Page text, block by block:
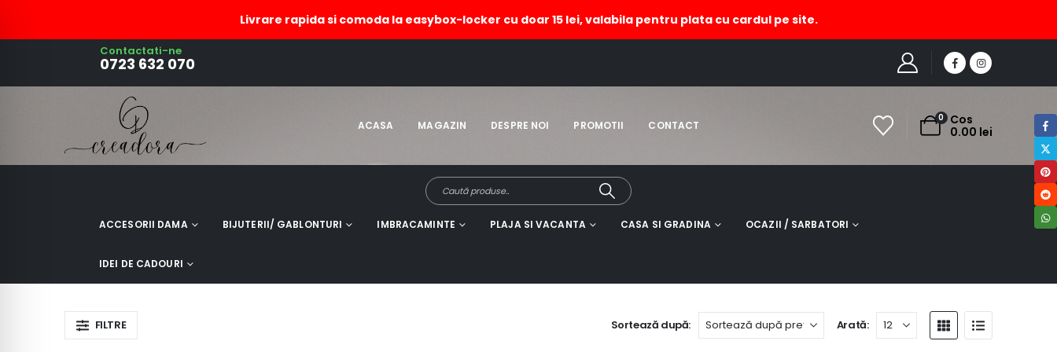
Livrare rapida si comoda la easybox-locker cu doar 15 lei, valabila pentru plata cu cardul pe site.
Contactati-ne
0723 632 070
ACASA MAGAZIN DESPRE NOI PROMOTII CONTACT
0
Cos
0.00 lei
ACCESORII DAMA BIJUTERII/ GABLONTURI IMBRACAMINTE PLAJA SI VACANTA CASA SI GRADINA OCAZII / SARBATORI
IDEI DE CADOURI
esarfa casmir PRODUCT TAG - ESARFA CASMIR
FILTRE Sortează după: Arată: